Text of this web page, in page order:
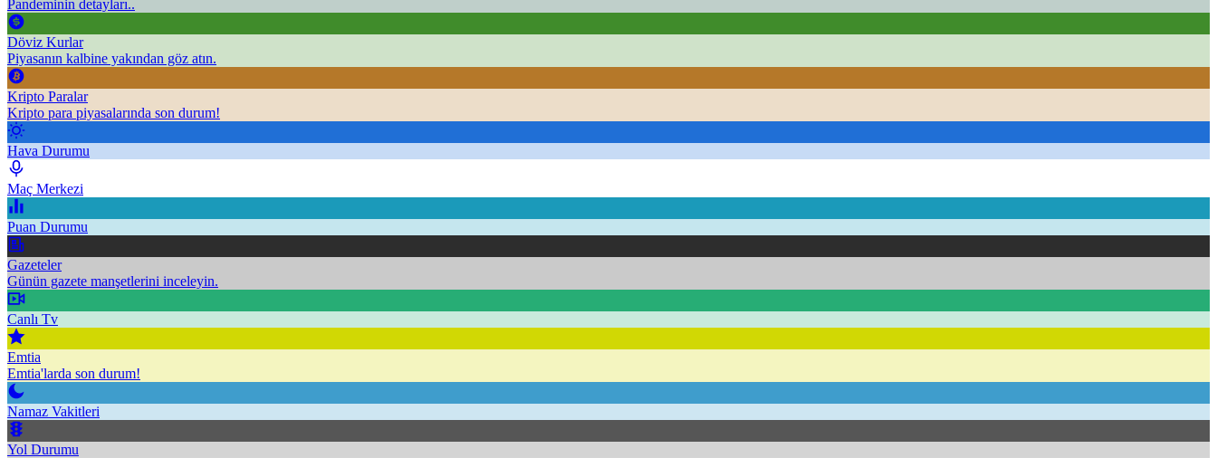
Pandeminin detayları..
Döviz Kurlar
Piyasanın kalbine yakından göz atın.
Kripto Paralar
Kripto para piyasalarında son durum!
Hava Durumu
Maç Merkezi
Puan Durumu
Gazeteler
Günün gazete manşetlerini inceleyin.
Canlı Tv
Emtia
Emtia'larda son durum!
Namaz Vakitleri
Yol Durumu